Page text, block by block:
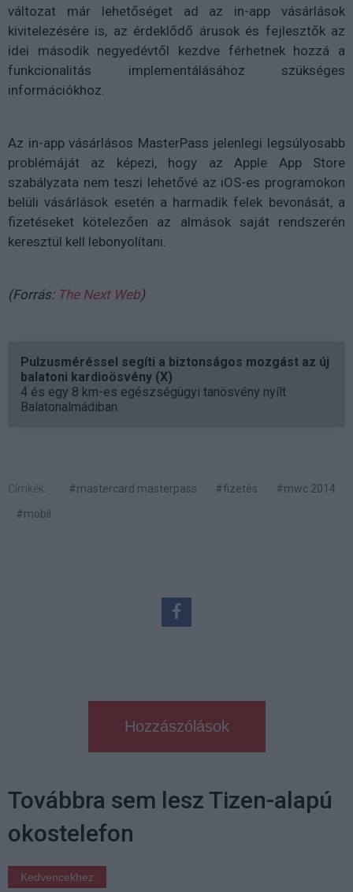
változat már lehetőséget ad az in-app vásárlások
kivitelezésére is, az érdeklődő árusok és fejlesztők az
idei második negyedévtől kezdve férhetnek hozzá a
funkcionalitás implementálásához szükséges
információkhoz.
Az in-app vásárlásos MasterPass jelenlegi legsúlyosabb
problémáját az képezi, hogy az Apple App Store
szabályzata nem teszi lehetővé az iOS-es programokon
belüli vásárlások esetén a harmadik felek bevonását, a
fizetéseket kötelezően az almások saját rendszerén
keresztül kell lebonyolítani.
(Forrás: The Next Web)
Pulzusméréssel segíti a biztonságos mozgást az új
balatoni kardioösvény (X)
4 és egy 8 km-es egészségügyi tanösvény nyílt
Balatonalmádiban.
Címkék: #mastercard masterpass #fizetés
#mwc 2014
#mobil
Hozzászólások
Továbbra sem lesz Tizen-alapú
okostelefon
Kedvencekhez